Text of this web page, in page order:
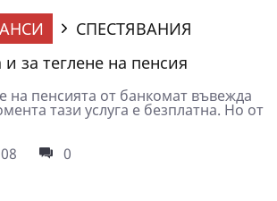
СПЕСТЯВАНИЯ
и за теглене на пенсия
на пенсията от банкомат въвежда
тази услуга е безплатна. Но от
0